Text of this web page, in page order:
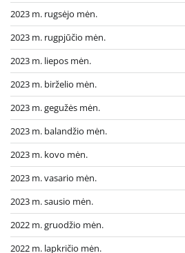
2023 m. rugsėjo mėn.
2023 m. rugpjūčio mėn.
2023 m. liepos mėn.
2023 m. birželio mėn.
2023 m. gegužės mėn.
2023 m. balandžio mėn.
2023 m. kovo mėn.
2023 m. vasario mėn.
2023 m. sausio mėn.
2022 m. gruodžio mėn.
2022 m. lapkričio mėn.